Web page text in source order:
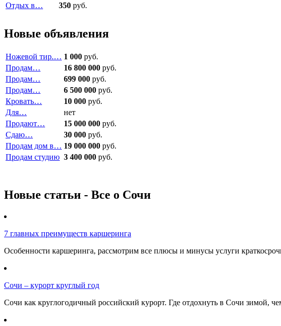
Отдых в…
350 руб.
Новые объявления
Ножевой тир.… 1 000 руб.
Продам…
16 800 000 руб.
Продам…
699 000 руб.
Продам…
6 500 000 руб.
Кровать…
10 000 руб.
Для…
нет
Продают…
15 000 000 руб.
Сдаю…
30 000 руб.
Продам дом в… 19 000 000 руб.
Продам студию 3 400 000 руб.
Новые статьи - Все о Сочи
7 главных преимуществ каршеринга
Особенности каршеринга, рассмотрим все плюсы и минусы услуги
Сочи – курорт круглый год
Сочи как круглогодичный российский курорт. Где отдохнуть в Сочи зимой,